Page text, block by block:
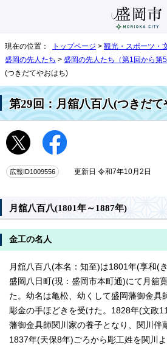
現在の位置： トップページ > 観光・スポーツ・
盛岡の先人たち > 盛岡の先人たち（第1回から第
(つきだてやおはち)
第29回：月舘八百八(つきだて
広報ID1009556 更新日 令和7年10月2日
月舘八百八(1801年～1887年)
金工の名人
月舘八百八(本名：知至)は1801年(享和(
盛岡八日町(現：盛岡市本町通)にて月舘
た。幼名は亀松、幼くして盛岡藩御金具
彫金の手ほどきを受けた。1828年(文政
藩御金具師関川家の養子となり、関川伴
1837年(天保8年)ごろから彫工姓を関川